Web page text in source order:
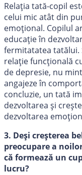
Relația tată-copil
celui mic atât din
emoțional. Copilul
educație în
fermitatatea tatălui.
relație funcțională
de depresie, nu
angajeze în
concluzie, un tată
dezvoltarea și
dezvoltarea
3. Deși creșterea
preocupare a
că formează un
lucru?